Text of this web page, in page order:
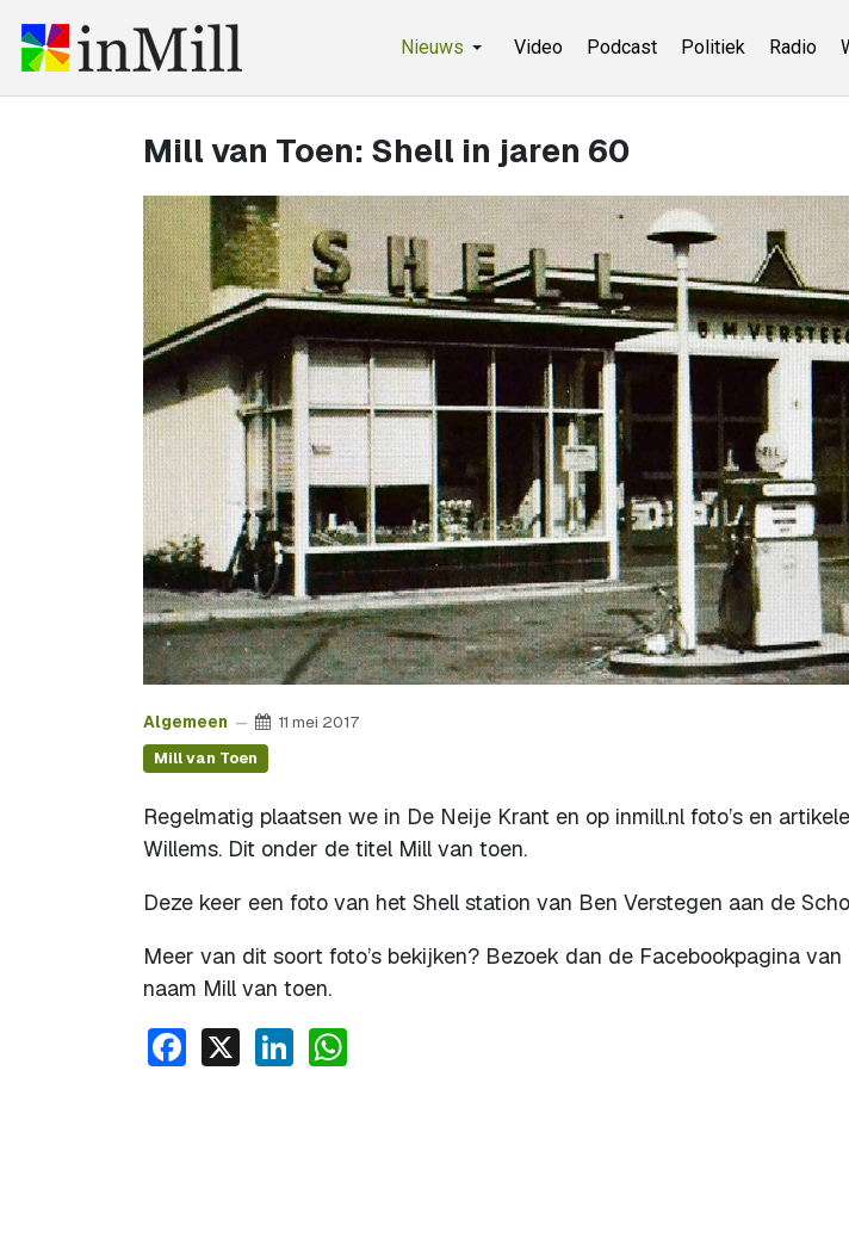
Nieuws Video Podcast Politiek Radio
Mill van Toen: Shell in jaren 60
Algemeen 11 mei 2017
Mill van Toen
Regelmatig plaatsen we in De Neije Krant en op inmill.nl foto’s en
Willems. Dit onder de titel Mill van toen.
Deze keer een foto van het Shell station van Ben Verstegen aan de
Meer van dit soort foto’s bekijken? Bezoek dan de Facebookpagina
naam Mill van toen.
Facebook
X LinkedIn